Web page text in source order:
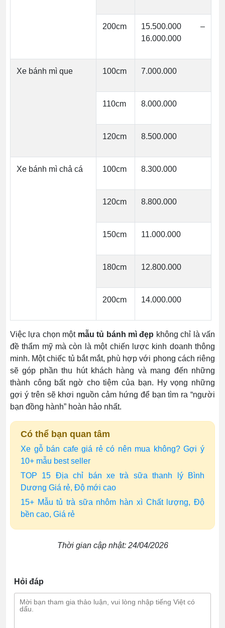
200cm
15.500.000 –
16.000.000
Xe bánh mì que 100cm 7.000.000
110cm 8.000.000
120cm 8.500.000
Xe bánh mì chả cá 100cm 8.300.000
120cm 8.800.000
150cm 11.000.000
180cm 12.800.000
200cm 14.000.000
Việc lựa chọn một mẫu tủ bánh mì đẹp không chỉ là vấn
đề thẩm mỹ mà còn là một chiến lược kinh doanh thông
minh. Một chiếc tủ bắt mắt, phù hợp với phong cách riêng
sẽ góp phần thu hút khách hàng và mang đến những
thành công bất ngờ cho tiệm của bạn. Hy vọng những
gợi ý trên sẽ khơi nguồn cảm hứng để bạn tìm ra “người
bạn đồng hành” hoàn hảo nhất.
Có thể bạn quan tâm
Xe gỗ bán cafe giá rẻ có nên mua không? Gợi ý
10+ mẫu best seller
TOP 15 Địa chỉ bán xe trà sữa thanh lý Bình
Dương Giá rẻ, Độ mới cao
15+ Mẫu tủ trà sữa nhôm hàn xì Chất lượng, Độ
bền cao, Giá rẻ
Thời gian cập nhật: 24/04/2026
Hỏi đáp